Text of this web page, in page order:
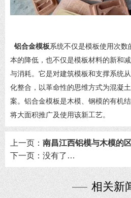
铝合金模板系统不仅是模板使用次
本的降低，也不仅是模板材料的新和
与消耗。它是对建筑模板和支撑系统
化整合，以革命性的思维方式为混凝
案。铝合金模板是木模、钢模的有机
将大面积推广及使用该新工艺。
上一页： 南昌江西铝模与木模的
下一页： 没有了…
相关新